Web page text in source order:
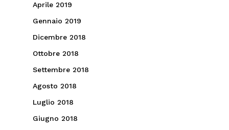
Aprile 2019
Gennaio 2019
Dicembre 2018
Ottobre 2018
Settembre 2018
Agosto 2018
Luglio 2018
Giugno 2018